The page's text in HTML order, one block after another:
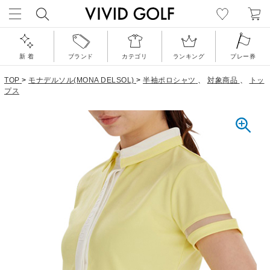
新 着 ブランド カテゴリ ランキング プレー券
TOP > モナデルソル(MONA DELSOL) > 半袖ポロシャツ 、 対象商品 、
トッ
プス